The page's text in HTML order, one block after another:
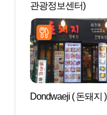
관광정보센터)
Dondwaeji ( 돈돼지 )